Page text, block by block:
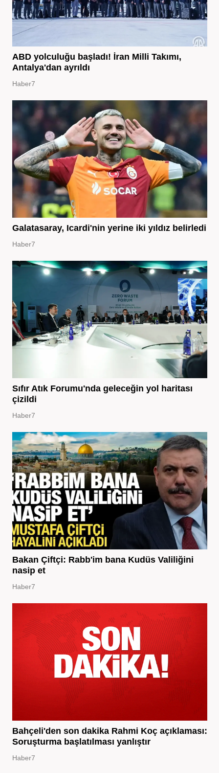
ABD yolculuğu başladı! İran Milli Takımı,
Antalya'dan ayrıldı
Haber7
Galatasaray, Icardi'nin yerine iki yıldız belirledi
Haber7
Sıfır Atık Forumu'nda geleceğin yol haritası
çizildi
Haber7
Bakan Çiftçi: Rabb'im bana Kudüs Valiliğini
nasip et
Haber7
Bahçeli'den son dakika Rahmi Koç açıklaması:
Soruşturma başlatılması yanlıştır
Haber7